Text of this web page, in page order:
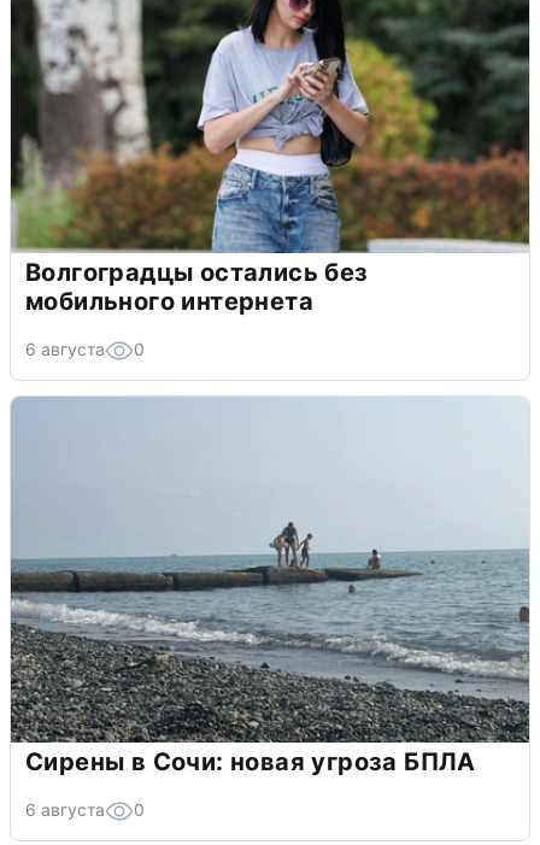
Волгоградцы остались без
мобильного интернета
6 августа 0
Сирены в Сочи: новая угроза БПЛА
6 августа 0